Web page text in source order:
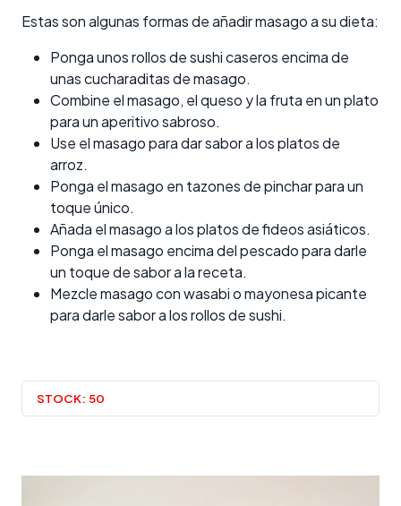
Estas son algunas formas de añadir masago a su dieta:
Ponga unos rollos de sushi caseros encima de
unas cucharaditas de masago.
Combine el masago, el queso y la fruta en un plato
para un aperitivo sabroso.
Use el masago para dar sabor a los platos de
arroz.
Ponga el masago en tazones de pinchar para un
toque único.
Añada el masago a los platos de fideos asiáticos.
Ponga el masago encima del pescado para darle
un toque de sabor a la receta.
Mezcle masago con wasabi o mayonesa picante
para darle sabor a los rollos de sushi.
STOCK: 50